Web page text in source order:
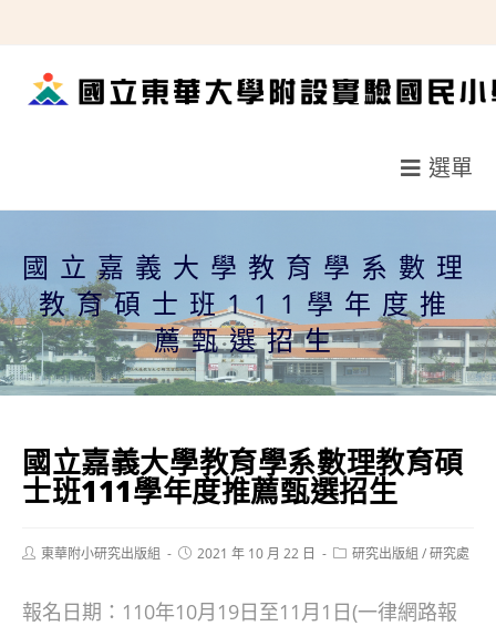
轉
選單
國立嘉義大學教育學系數理
教育碩士班111學年度推
薦甄選招生
國立嘉義大學教育學系數理教育碩
士班111學年度推薦甄選招生
Post東華附小研究出版組
Post2021 年 10 月 22 日
Post研究出版組 /研究處
報名日期：110年10月19日至11月1日(一律網路報